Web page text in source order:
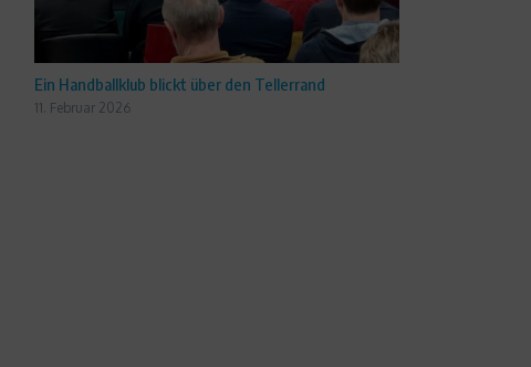
Ein Handballklub blickt über den Tellerrand
11. Februar 2026